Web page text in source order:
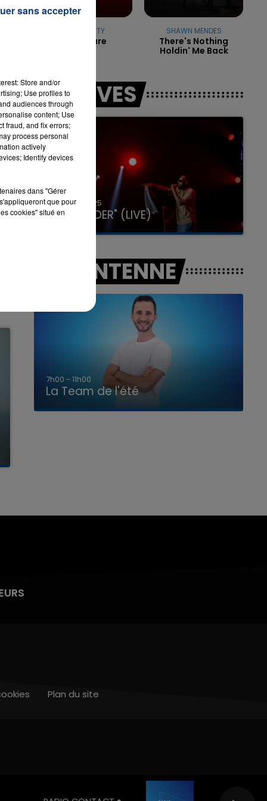
TEMPER CITY
Self Aware
SHAWN MENDES
There's Nothing
Holdin' Me Back
LES LIVES
31 janvier 2025
GIMS "SPIDER" (LIVE)
A L'ANTENNE
7h00 - 11h00
La Team de l'été
Plan du site
Store and/or
Use profiles to
audiences through
content; Use
fraud, and fix errors;
process personal
actively
Identify devices
dans "Gérer
que pour
cookies" situé en
sans accepter